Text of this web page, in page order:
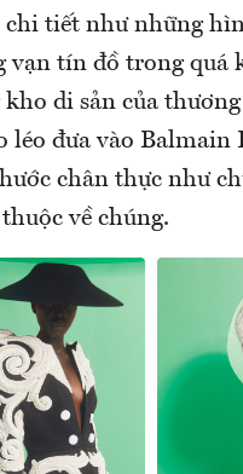
chi tiết như những
vạn tín đồ trong quá
di sản của
léo đưa vào Balmain
chân thực như
về chúng.